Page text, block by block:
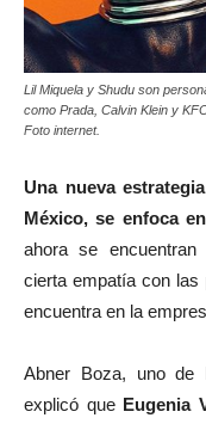
Lil Miquela y Shudu son
como Prada, Calvin Klein y
Foto internet.
Una nueva
México, se enfoca
ahora se encuentran
cierta empatía con las
encuentra en la
Abner Boza, uno de
explicó que Eugenia